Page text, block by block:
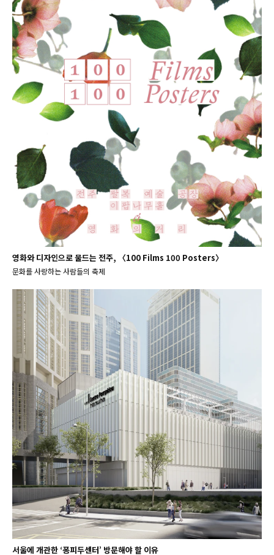
영화와 디자인으로 물드는 전주, 〈100 Films 100 Posters〉
문화를 사랑하는 사람들의 축제
서울에 개관한 ‘퐁피두센터’ 방문해야 할 이유